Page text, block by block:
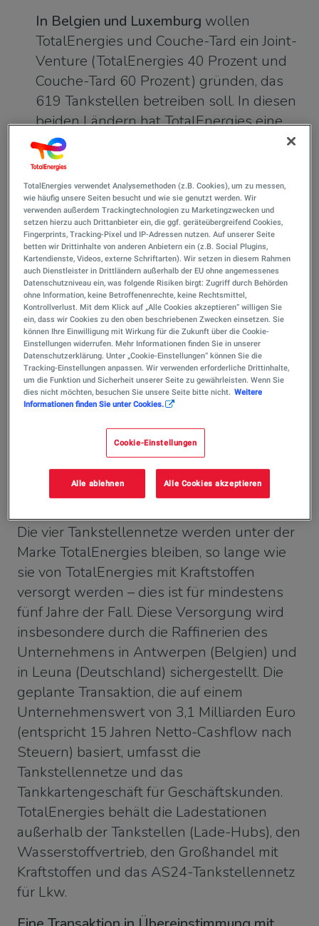
In Belgien und Luxemburg wollen
TotalEnergies und Couche-Tard ein Joint-
Venture (TotalEnergies 40 Prozent und
Couche-Tard 60 Prozent) gründen, das
619 Tankstellen betreiben soll. In diesen
beiden Ländern hat TotalEnergies eine
marktführende Stellung inne. Die
Partnerschaft mit Couche-Tard
ermöglicht es dem Unternehmen, die
Transformation seiner beiden Netze zu
beschleunigen und gleichzeitig die Non-
Fuel-Umsätze auf ein Höchstmaß zu ste
In Deutschland und den Niederlanden
plant TotalEnergies, die gesamten
Tankstellennetze zu verkaufen: 1.198
Tankstellen in Deutschland und 392 in
den Niederlanden. In beiden Ländern
nimmt TotalEnergies keine
marktführende Stellung ein, deshalb ist
das Know-how eines Spezialisten des
TotalEnergies will sich in beiden Märkten
auf die Entwicklung der neuen
Mobilitätsformen (Strom und
Wasserstoff) konzentrieren.
Die vier Tankstellennetze werden unter der
Marke TotalEnergies bleiben, so lange wie
sie von TotalEnergies mit Kraftstoffen
versorgt werden – dies ist für mindestens
fünf Jahre der Fall. Diese Versorgung wird
insbesondere durch die Raffinerien des
Unternehmens in Antwerpen (Belgien) und
in Leuna (Deutschland) sichergestellt. Die
geplante Transaktion, die auf einem
Unternehmenswert von 3,1 Milliarden Euro
(entspricht 15 Jahren Netto-Cashflow nach
Steuern) basiert, umfasst die
Tankstellennetze und das
Tankkartengeschäft für Geschäftskunden.
TotalEnergies behält die Ladestationen
außerhalb der Tankstellen (Lade-Hubs), den
Wasserstoffvertrieb, den Großhandel mit
Kraftstoffen und das AS24-Tankstellennetz
für Lkw.
TotalEnergies verwendet Analysemethoden (z.B. Cookies), um zu messen,
wie häufig unsere Seiten besucht und wie sie genutzt werden. Wir
verwenden außerdem Trackingtechnologien zu Marketingzwecken und
setzen hierzu auch Drittanbieter ein, die ggf. geräteübergreifend Cookies,
Fingerprints, Tracking-Pixel und IP-Adressen nutzen. Auf unserer Seite
betten wir Drittinhalte von anderen Anbietern ein (z.B. Social Plugins,
Kartendienste, Videos, externe Schriftarten). Wir setzen in diesem Rahmen
auch Dienstleister in Drittländern außerhalb der EU ohne angemessenes
Datenschutzniveau ein, was folgende Risiken birgt: Zugriff durch Behörden
ohne Information, keine Betroffenenrechte, keine Rechtsmittel,
Kontrollverlust. Mit dem Klick auf „Alle Cookies akzeptieren“ willigen Sie
ein, dass wir Cookies zu den oben beschriebenen Zwecken einsetzen. Sie
können Ihre Einwilligung mit Wirkung für die Zukunft über die Cookie-
Einstellungen widerrufen. Mehr Informationen finden Sie in unserer
Datenschutzerklärung. Unter „Cookie-Einstellungen“ können Sie die
Tracking-Einstellungen anpassen. Wir verwenden erforderliche Drittinhalte,
um die Funktion und Sicherheit unserer Seite zu gewährleisten. Wenn Sie
dies nicht möchten, besuchen Sie unsere Seite bitte nicht. Weitere
Informationen finden Sie unter Cookies.
Cookie-Einstellungen
Alle ablehnen Alle Cookies akzeptieren